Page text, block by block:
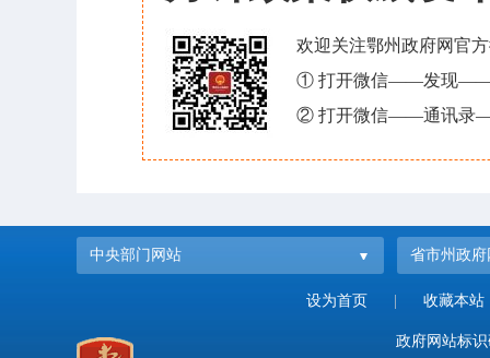
欢迎关注鄂州政府网官
① 打开微信——发现——
② 打开微信——通讯录
中央部门网站 省市州政府
设为首页 收藏本站
政府网站标